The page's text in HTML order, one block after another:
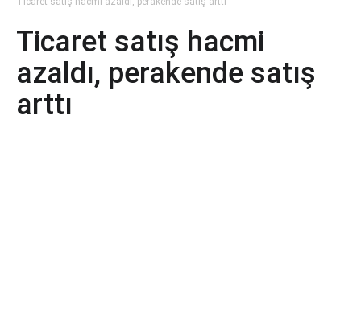
Ticaret satış hacmi
azaldı, perakende satış
arttı